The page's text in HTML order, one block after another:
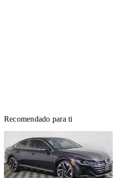
Recomendado para ti